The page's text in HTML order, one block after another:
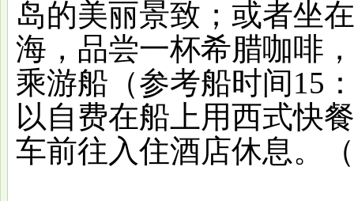
岛的美丽景致；或者坐
海，品尝一杯希腊咖啡
乘游船（参考船时间15
以自费在船上用西式快
车前往入住酒店休息。